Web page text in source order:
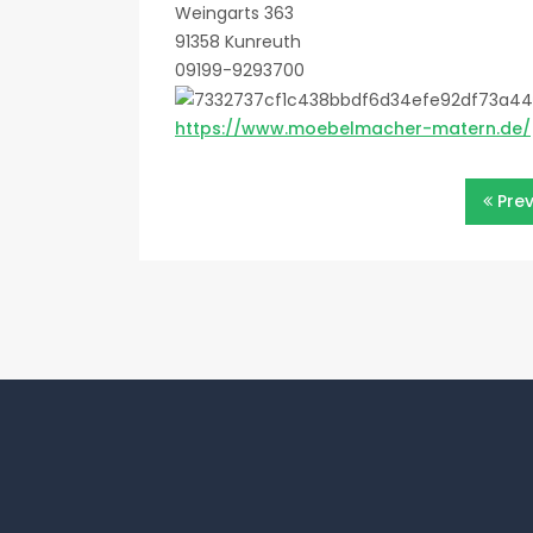
Weingarts 363
91358 Kunreuth
09199-9293700
https://www.moebelmacher-matern.de/
Beitragsnavigation
Prev